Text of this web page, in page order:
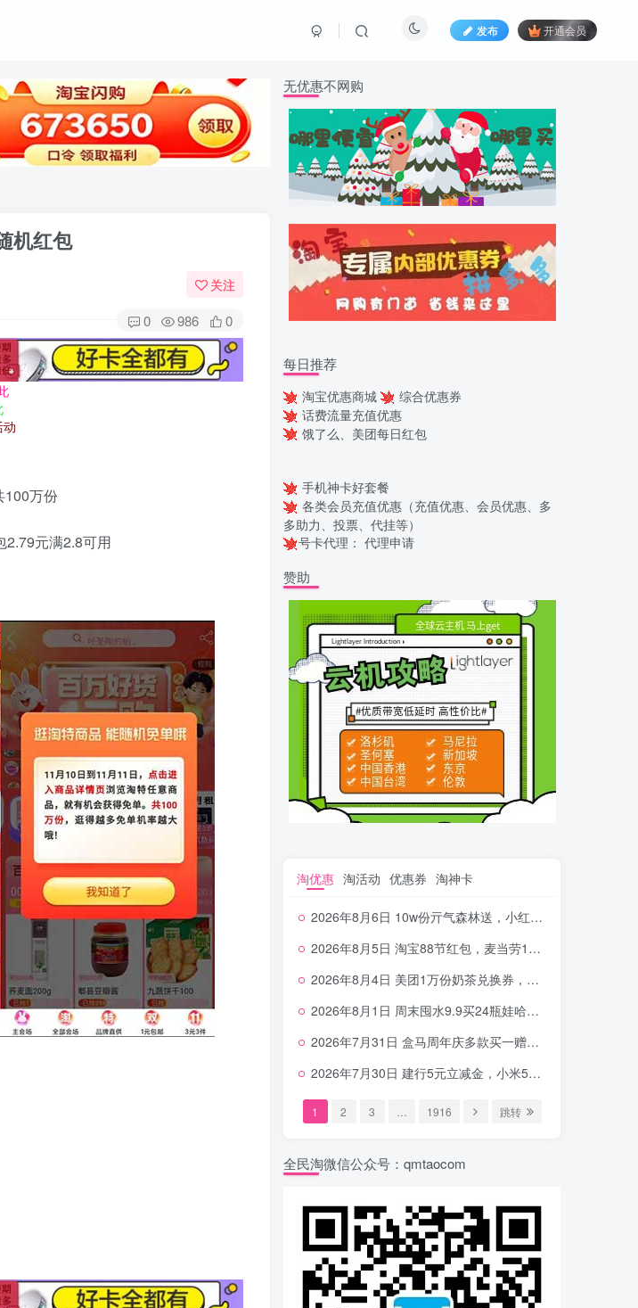
发布 开通会员
机红包
关注
0 986 0
100万份
2.79元满2.8可用
无优惠不网购
每日推荐
淘宝优惠商城
综合优惠券
话费流量充值优惠
饿了么、美团每日红包
手机神卡好套餐
各类会员充值优惠（充值优惠、会员优惠、多
多助力、投票、代挂等）
号卡代理： 代理申请
赞助
淘优惠 淘活动 优惠券 淘神卡
2026年8月6日 10w份亓气森林送，小红书12元无门槛，中行电费30-10，0元柠檬水+0撸汉堡等
2026年8月5日 淘宝88节红包，麦当劳150万份柠檬水，三万份瑞幸免单，霸王9万份0.01券等
2026年8月4日 美团1万份奶茶兑换券，农行5E卡，中行支付超给利，美团领18个冰激凌，小米每天领2-6元等等
2026年8月1日 周末囤水9.9买24瓶娃哈哈，建行100元京东券，移动5元话费，麦当劳甜筒，交行立减金等
2026年7月31日 盒马周年庆多款买一赠一，饿了么拆红包，建行30立减金，农行领10元刷卡金等
2026年7月30日 建行5元立减金，小米5元，抢2500份爷爷不泡茶，闪购20-20，3元吃瑞幸咖啡等
1 2 3 1916 跳转
全民淘微信公众号：qmtaocom